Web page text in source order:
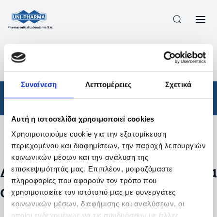
Συναίνεση Λεπτομέρειες Σχετικά
Αυτή η ιστοσελίδα χρησιμοποιεί cookies
Χρησιμοποιούμε cookie για την εξατομίκευση
περιεχομένου και διαφημίσεων, την παροχή λειτουργιών
κοινωνικών μέσων και την ανάλυση της
επισκεψιμότητάς μας. Επιπλέον, μοιραζόμαστε
πληροφορίες που αφορούν τον τρόπο που
χρησιμοποιείτε τον ιστότοπό μας με συνεργάτες
κοινωνικών μέσων, διαφήμισης και αναλύσεων, οι
οποίοι ενδεχομένως να τις συνδυάσουν με άλλες
ΠΡΟΪΟΝΤΑ
ΑΠΟΤΕΛΕΣΜΑΤΑ ΑΝΑΖΗΤΗΣΗΣ
Φάρμακα
Φίλτρα
Δεν βρέθηκαν προϊόντα με τα
συγκεκριμένα φίλτρα